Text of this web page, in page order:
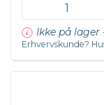
Ikke på
Erhvervskunde?